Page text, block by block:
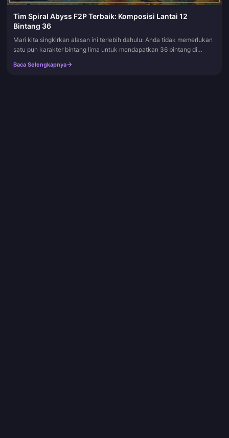
Tim Spiral Abyss F2P Terbaik: Komposisi Lantai 12
Bintang 36
Mari kita singkirkan alasan ini terlebih dahulu: Anda tidak memerlukan
satu pun karakter bintang lima untuk mendapatkan 36 bintang di
Baca Selengkapnya